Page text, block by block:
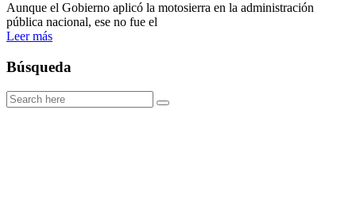
Aunque el Gobierno aplicó la motosierra en la administración
pública nacional, ese no fue el
Leer más
Búsqueda